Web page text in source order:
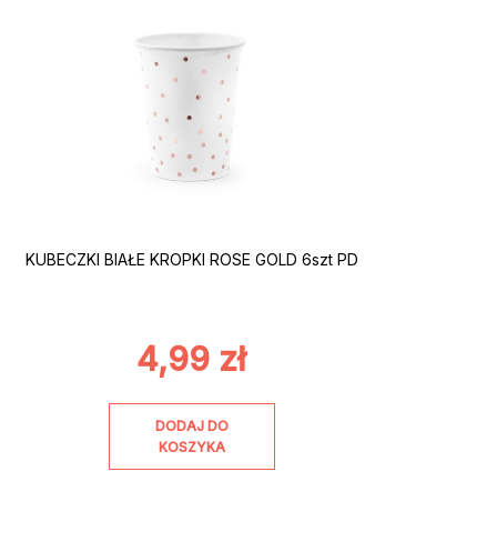
KUBECZKI BIAŁE KROPKI ROSE GOLD 6szt PD
4,99 zł
DODAJ DO
KOSZYKA